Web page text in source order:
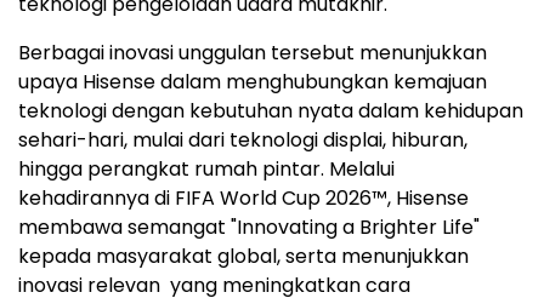
Berbagai inovasi unggulan tersebut menunjukkan
upaya Hisense dalam menghubungkan kemajuan
teknologi dengan kebutuhan nyata dalam kehidupan
sehari-hari, mulai dari teknologi displai, hiburan,
hingga perangkat rumah pintar. Melalui
kehadirannya di FIFA World Cup 2026™, Hisense
membawa semangat "Innovating a Brighter Life"
kepada masyarakat global, serta menunjukkan
inovasi relevan yang meningkatkan cara